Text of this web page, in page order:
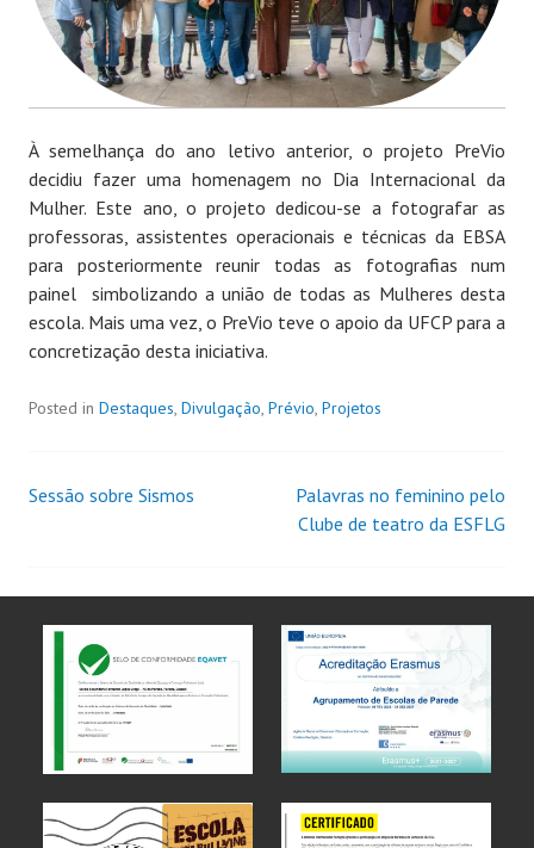
À semelhança do ano letivo anterior, o projeto PreVio
decidiu fazer uma homenagem no Dia Internacional da
Mulher. Este ano, o projeto dedicou-se a fotografar as
professoras, assistentes operacionais e técnicas da EBSA
para posteriormente reunir todas as fotografias num
painel simbolizando a união de todas as Mulheres desta
escola. Mais uma vez, o PreVio teve o apoio da UFCP para a
concretização desta iniciativa.
Posted in Destaques, Divulgação, Prévio, Projetos
Sessão sobre Sismos
Palavras no feminino pelo
Clube de teatro da ESFLG